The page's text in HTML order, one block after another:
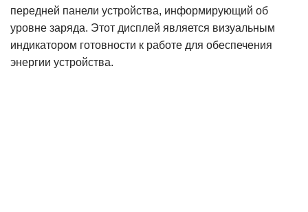
передней панели устройства, информирующий об
уровне заряда. Этот дисплей является визуальным
индикатором готовности к работе для обеспечения
энергии устройства.